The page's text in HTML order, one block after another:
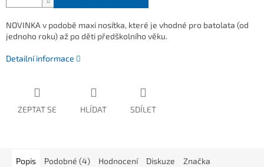
NOVINKA v podobě maxi nosítka, které je vhodné pro batolata (od
jednoho roku) až po děti předškolního věku.
Detailní informace
ZEPTAT SE HLÍDAT SDÍLET
Popis Podobné (4) Hodnocení Diskuze Značka